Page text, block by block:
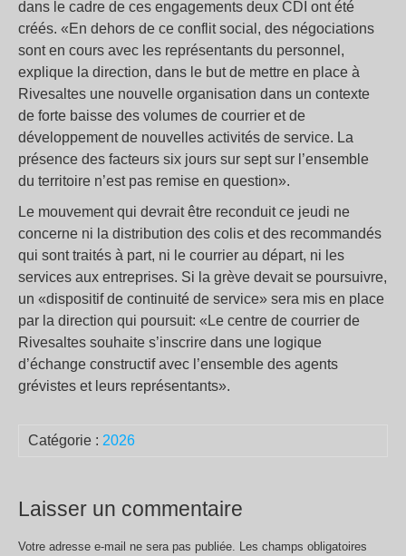
dans le cadre de ces engagements deux CDI ont été
créés. «En dehors de ce conflit social, des négociations
sont en cours avec les représentants du personnel,
explique la direction, dans le but de mettre en place à
Rivesaltes une nouvelle organisation dans un contexte
de forte baisse des volumes de courrier et de
développement de nouvelles activités de service. La
présence des facteurs six jours sur sept sur l’ensemble
du territoire n’est pas remise en question».
Le mouvement qui devrait être reconduit ce jeudi ne
concerne ni la distribution des colis et des recommandés
qui sont traités à part, ni le courrier au départ, ni les
services aux entreprises. Si la grève devait se poursuivre,
un «dispositif de continuité de service» sera mis en place
par la direction qui poursuit: «Le centre de courrier de
Rivesaltes souhaite s’inscrire dans une logique
d’échange constructif avec l’ensemble des agents
grévistes et leurs représentants».
Catégorie : 2026
Laisser un commentaire
Votre adresse e-mail ne sera pas publiée. Les champs obligatoires